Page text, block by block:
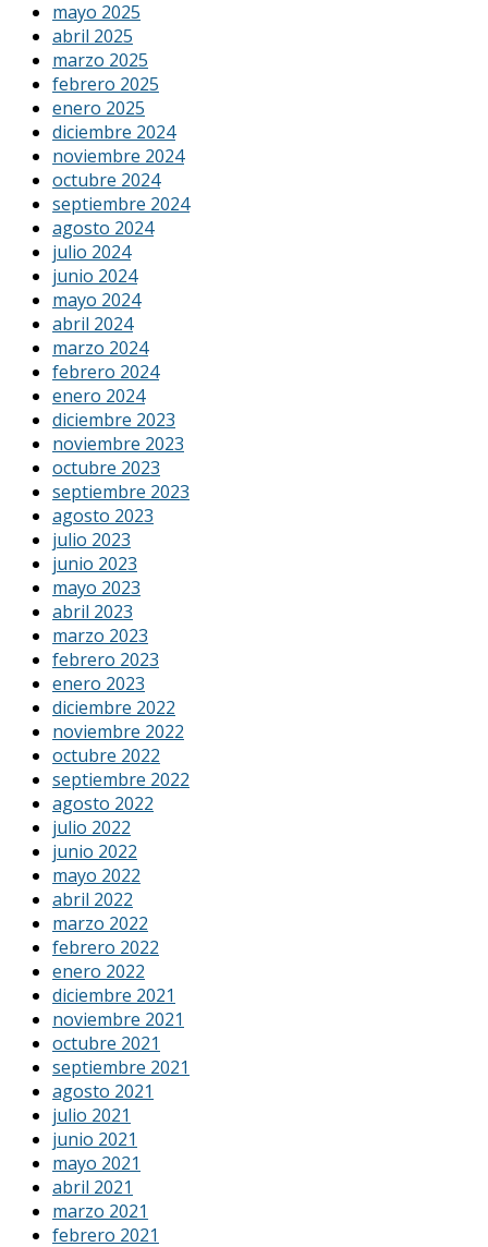
mayo 2025
abril 2025
marzo 2025
febrero 2025
enero 2025
diciembre 2024
noviembre 2024
octubre 2024
septiembre 2024
agosto 2024
julio 2024
junio 2024
mayo 2024
abril 2024
marzo 2024
febrero 2024
enero 2024
diciembre 2023
noviembre 2023
octubre 2023
septiembre 2023
agosto 2023
julio 2023
junio 2023
mayo 2023
abril 2023
marzo 2023
febrero 2023
enero 2023
diciembre 2022
noviembre 2022
octubre 2022
septiembre 2022
agosto 2022
julio 2022
junio 2022
mayo 2022
abril 2022
marzo 2022
febrero 2022
enero 2022
diciembre 2021
noviembre 2021
octubre 2021
septiembre 2021
agosto 2021
julio 2021
junio 2021
mayo 2021
abril 2021
marzo 2021
febrero 2021